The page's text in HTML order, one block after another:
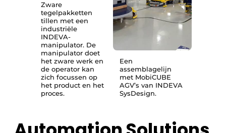
Zware
tegelpakketten
tillen met een
industriële
INDEVA-
manipulator. De
manipulator doet
het zware werk en
de operator kan
zich focussen op
het product en het
proces.
Een
assemblagelijn
met MobiCUBE
AGV’s van INDEVA
SysDesign.